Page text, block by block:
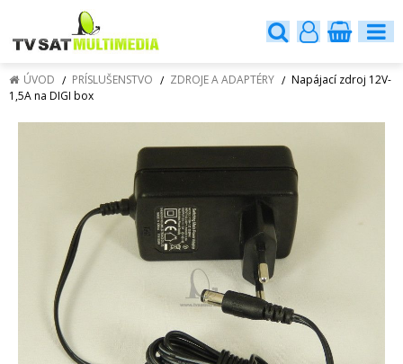
ÚVOD PRÍSLUŠENSTVO ZDROJE A ADAPTÉRY
Napájací zdroj 12V-
1,5A na DIGI box